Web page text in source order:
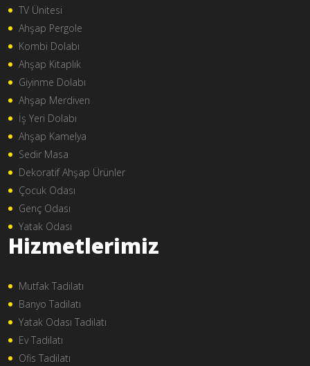
TV Ünitesi
Ahşap Pergole
Kombi Dolabı
Ahşap Kitaplık
Giyinme Dolabı
Ahşap Merdiven
İş Yeri Dolabı
Ahşap Kamelya
Sedir Masa
Dekoratif Ahşap Ürünler
Çocuk Odası
Genç Odası
Yatak Odası
Hizmetlerimiz
Mutfak Tadilatı
Banyo Tadilatı
Yatak Odası Tadilatı
Ev Tadilatı
Ofis Tadilatı